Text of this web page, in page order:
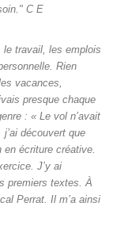
C E
le travail, les emplois
Rien
vacances,
presque chaque
: « Le vol n’avait
découvert que
en écriture créative.
J’y ai
premiers textes. À
Perrat. Il m’a ainsi